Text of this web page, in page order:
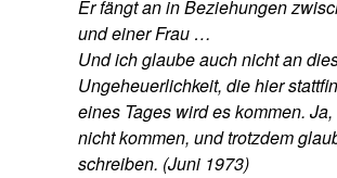
Er fängt an in Beziehungen
und einer Frau …
Und ich glaube auch nicht an
Ungeheuerlichkeit, die hier
eines Tages wird es kommen.
nicht kommen, und trotzdem
schreiben. (Juni 1973)